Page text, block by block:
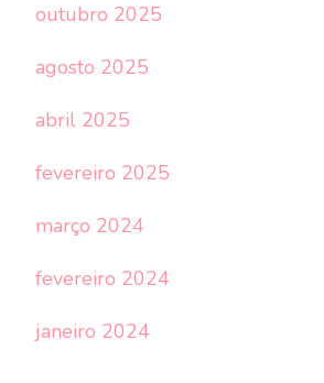
outubro 2025
agosto 2025
abril 2025
fevereiro 2025
março 2024
fevereiro 2024
janeiro 2024